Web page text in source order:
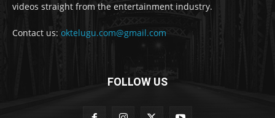
videos straight from the entertainment industry.
Contact us: oktelugu.com@gmail.com
FOLLOW US